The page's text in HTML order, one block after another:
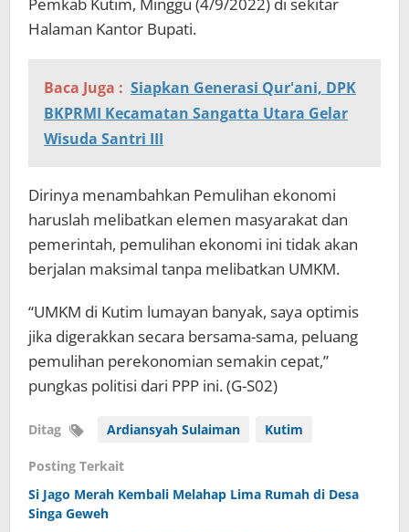
Halaman Kantor Bupati.
Baca Juga : Siapkan Generasi Qur'ani, DPK
BKPRMI Kecamatan Sangatta Utara Gelar
Wisuda Santri III
Dirinya menambahkan Pemulihan ekonomi
haruslah melibatkan elemen masyarakat dan
pemerintah, pemulihan ekonomi ini tidak akan
berjalan maksimal tanpa melibatkan UMKM.
“UMKM di Kutim lumayan banyak, saya optimis
jika digerakkan secara bersama-sama, peluang
pemulihan perekonomian semakin cepat,”
pungkas politisi dari PPP ini. (G-S02)
Ditag Ardiansyah Sulaiman Kutim
Posting Terkait
Si Jago Merah Kembali Melahap Lima Rumah di Desa
Singa Geweh